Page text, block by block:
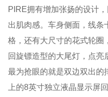
PIRE拥有增加张扬的设计
出肌肉感。车身侧面，线条
格，还有大尺寸的花式轮圈
回旋镖造型的大尾灯，点亮
最为抢眼的就是双边双出的
上的8英寸独立液晶显示屏